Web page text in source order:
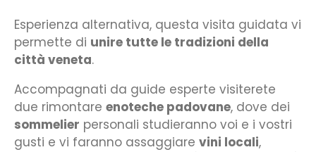
Esperienza alternativa, questa visita guidata vi
permette di unire tutte le tradizioni della
città veneta.
Accompagnati da guide esperte visiterete
due rimontare enoteche padovane, dove dei
sommelier personali studieranno voi e i vostri
gusti e vi faranno assaggiare vini locali,